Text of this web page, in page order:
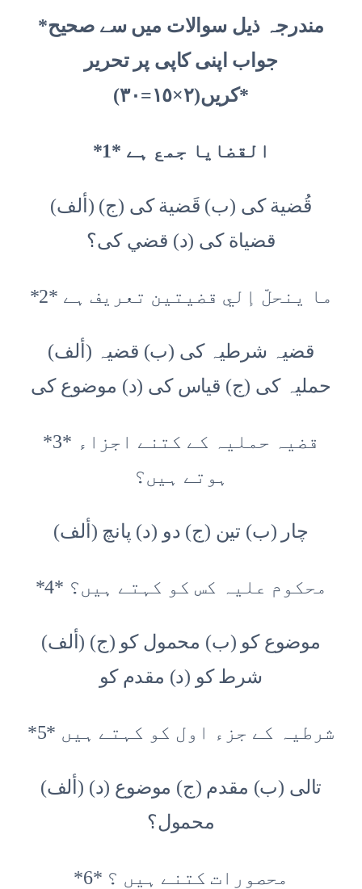
*مندرجہ ذیل سوالات میں سے صحیح
جواب اپنی کاپی پر تحریر
کریں(٢×١٥=٣٠)*
*1* القضایا جمع ہے
(ألف) قُضیة كى (ب) قَضية كى (ج)
قضياة كى (د) قضي كى؟
*2* ما ینحلّ إلي قضيتين تعریف ہے
(ألف) قضیہ شرطیہ کی (ب) قضیہ
حملیہ کی (ج) قیاس کی (د) موضوع کی
*3* قضیہ حملیہ کے کتنے اجزاء
ہوتے ہیں؟
(ألف) چار (ب) تین (ج) دو (د) پانچ
*4* محکوم علیہ کس کو کہتے ہیں؟
(ألف) موضوع کو (ب) محمول کو (ج)
شرط کو (د) مقدم کو
*5* شرطیہ کے جزء اول کو کہتے ہیں
(ألف) تالی (ب) مقدم (ج) موضوع (د)
محمول؟
*6* محصورات کتنے ہیں ؟